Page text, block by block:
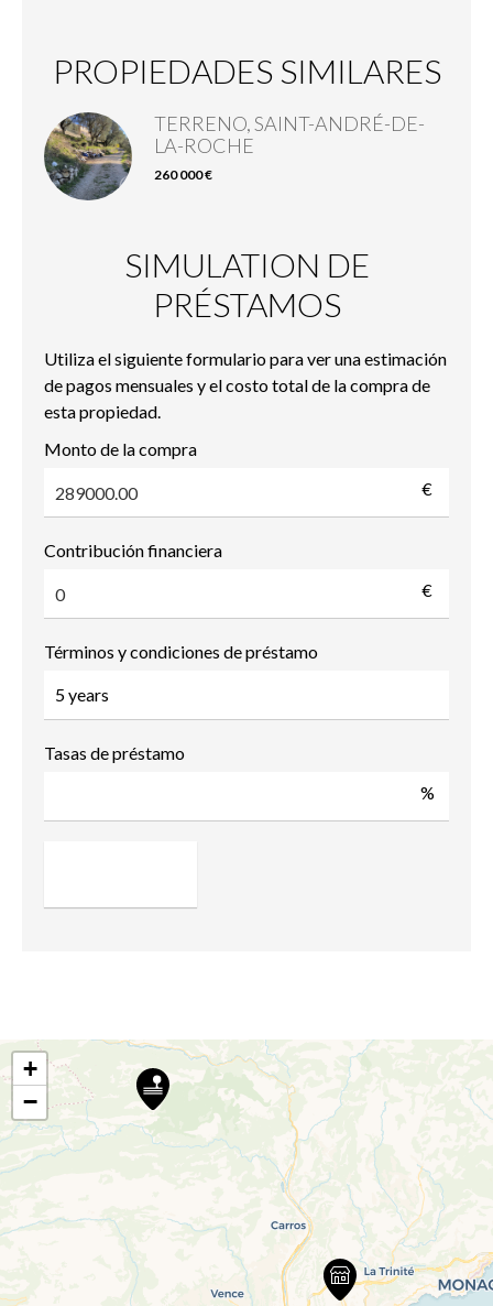
PROPIEDADES SIMILARES
TERRENO, SAINT-ANDRÉ-DE-
LA-ROCHE
260 000 €
SIMULATION DE
PRÉSTAMOS
Utiliza el siguiente formulario para ver una estimación
de pagos mensuales y el costo total de la compra de
esta propiedad.
Monto de la compra
€
Contribución financiera
€
Términos y condiciones de préstamo
Tasas de préstamo
%
+
−